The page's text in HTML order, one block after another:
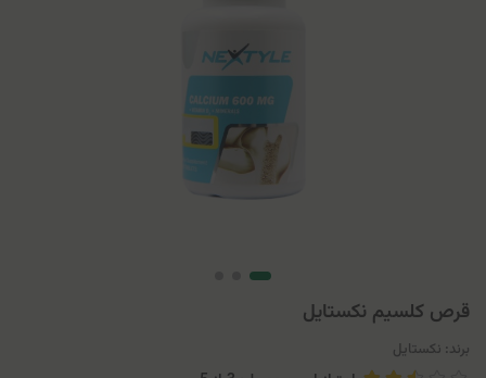
قرص کلسیم نکستایل
برند: نکستایل